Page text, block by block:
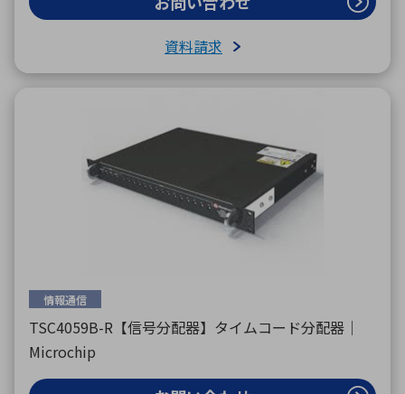
資料請求
情報通信
TSC4059B-R【信号分配器】タイムコード分配器｜
Microchip